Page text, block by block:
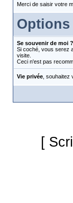
Merci de saisir votre
Options
Se souvenir de moi ?
Si coché, vous serez
visite.
Ceci n'est pas
Vie privée, souhaitez
[